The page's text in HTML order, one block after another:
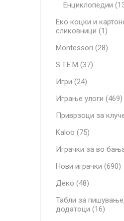
Енциклопедии
Еко коцки и
сликовници (1)
Montessori (28)
S.T.E.M (37)
Игри (24)
Играње улоги (469)
Приврзоци за
Kaloo (75)
Играчки за во
Нови играчки (690)
Деко (48)
Табли за
додатоци (16)